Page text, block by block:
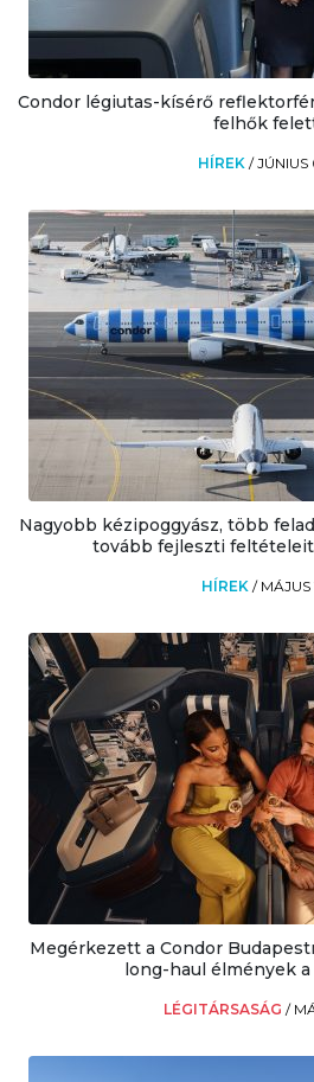
Condor légiutas-kísérő
felhők
HÍREK /JÚNIUS
Nagyobb kézipoggyász, több
tovább fejleszti
HÍREK / MÁJUS
Megérkezett a Condor
long-haul élmények
LÉGITÁRSASÁG /